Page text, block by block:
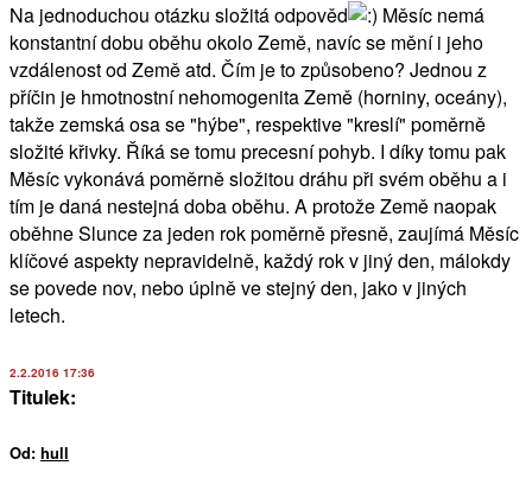
Na jednoduchou otázku složitá odpověď
Měsíc nemá
konstantní dobu oběhu okolo Země, navíc se mění i jeho
vzdálenost od Země atd. Čím je to způsobeno? Jednou z
příčin je hmotnostní nehomogenita Země (horniny, oceány),
takže zemská osa se "hýbe", respektive "kreslí" poměrně
složité křivky. Říká se tomu precesní pohyb. I díky tomu pak
Měsíc vykonává poměrně složitou dráhu při svém oběhu a i
tím je daná nestejná doba oběhu. A protože Země naopak
oběhne Slunce za jeden rok poměrně přesně, zaujímá Měsíc
klíčové aspekty nepravidelně, každý rok v jiný den, málokdy
se povede nov, nebo úplně ve stejný den, jako v jiných
letech.
2.2.2016 17:36
Titulek:
Od: hull